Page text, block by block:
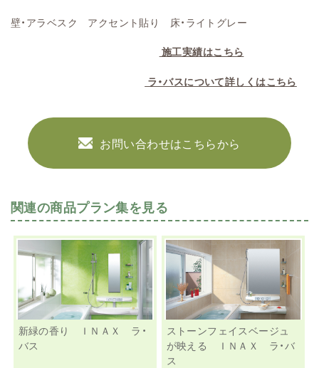
壁・アラベスク アクセント貼り 床・ライトグレー
施工実績はこちら
ラ・バスについて詳しくはこちら
お問い合わせはこちらから
関連の商品プラン集を見る
新緑の香り ＩＮＡＸ ラ・
バス
ストーンフェイスベージュ
が映える ＩＮＡＸ ラ・バ
ス